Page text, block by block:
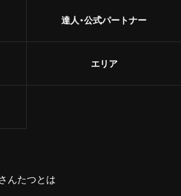
達人・公式パートナー
エリア
んたつとは